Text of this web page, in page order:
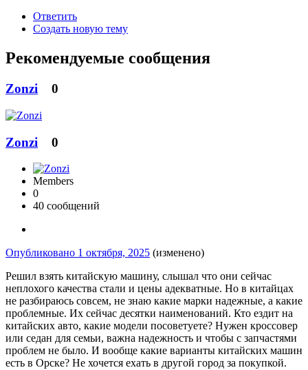
Ответить
Создать новую тему
Рекомендуемые сообщения
Zonzi 0
Zonzi 0
Members
0
40 сообщений
Опубликовано 1 октября, 2025 (изменено)
Решил взять китайскую машину, слышал что они сейчас
неплохого качества стали и цены адекватные. Но в китайцах
не разбираюсь совсем, не знаю какие марки надежные, а какие
проблемные. Их сейчас десятки наименований. Кто ездит на
китайских авто, какие модели посоветуете? Нужен кроссовер
или седан для семьи, важна надежность и чтобы с запчастями
проблем не было. И вообще какие варианты китайских машин
есть в Орске? Не хочется ехать в другой город за покупкой.